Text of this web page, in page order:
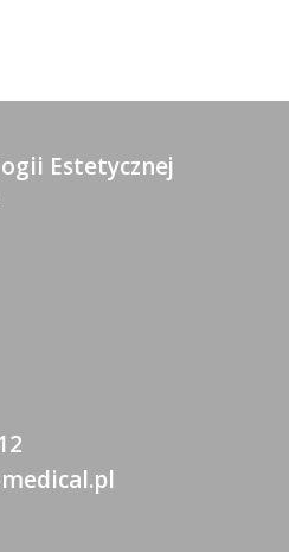
Estetycznej